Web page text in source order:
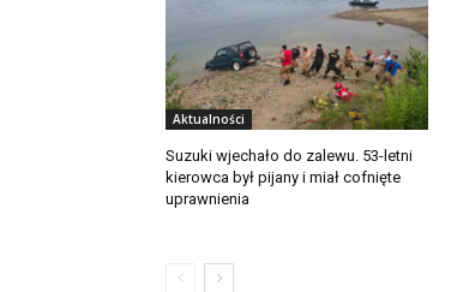
Aktualności
Suzuki wjechało do zalewu. 53-letni
kierowca był pijany i miał cofnięte
uprawnienia